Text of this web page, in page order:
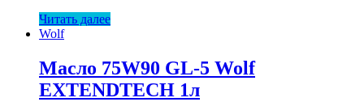
GL-
5
EXTENDTECH
1л
Читать далее
Wolf
Масло 75W90 GL-5 Wolf
EXTENDTECH 1л